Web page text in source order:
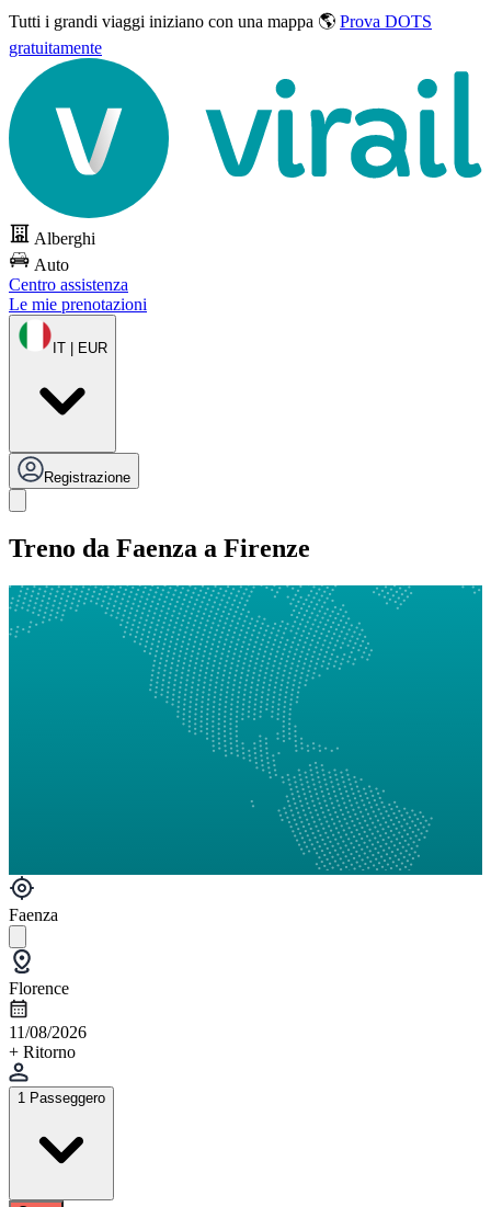
Tutti i grandi viaggi iniziano con una mappa 🌎 Prova DOTS
gratuitamente
Alberghi
Auto
Centro assistenza
Le mie prenotazioni
IT | EUR
Registrazione
Treno da Faenza a Firenze
Faenza
Florence
11/08/2026
+ Ritorno
1 Passeggero